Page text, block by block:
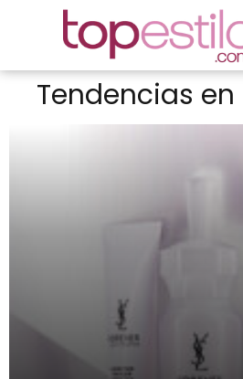
Tendencias en